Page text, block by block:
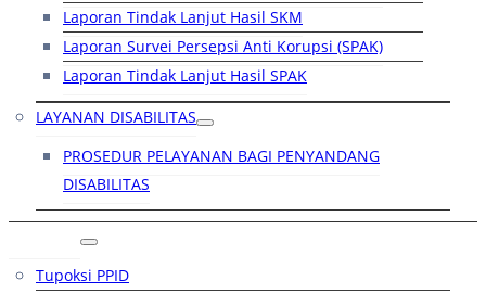
Laporan Tindak Lanjut Hasil SKM
Laporan Survei Persepsi Anti Korupsi (SPAK)
Laporan Tindak Lanjut Hasil SPAK
LAYANAN DISABILITAS
PROSEDUR PELAYANAN BAGI PENYANDANG
DISABILITAS
Tupoksi PPID